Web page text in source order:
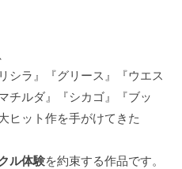
シラ』『グリース』『ウエス
チルダ』『シカゴ』『ブッ
ヒット作を手がけてきた
ル体験を約束する作品です。